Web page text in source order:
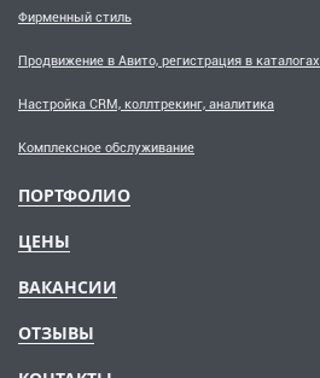
Фирменный стиль
Продвижение в Авито, регистрация в каталогах
Настройка CRM, коллтрекинг, аналитика
Комплексное обслуживание
ПОРТФОЛИО
ЦЕНЫ
ВАКАНСИИ
ОТЗЫВЫ